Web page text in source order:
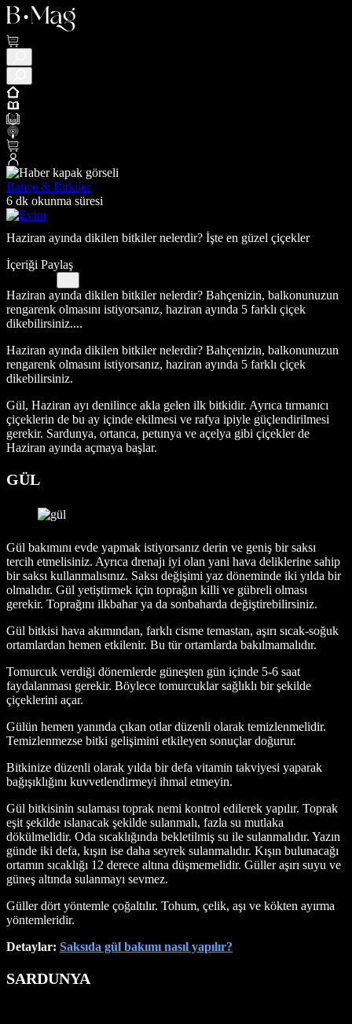
Bahçe & Bitkiler
6 dk okunma süresi
Haziran ayında dikilen bitkiler nelerdir? İşte en güzel çiçekler
İçeriği Paylaş
Haziran ayında dikilen bitkiler nelerdir? Bahçenizin, balkonunuzun
rengarenk olmasını istiyorsanız, haziran ayında 5 farklı çiçek
dikebilirsiniz....
Haziran ayında dikilen bitkiler nelerdir? Bahçenizin, balkonunuzun
rengarenk olmasını istiyorsanız, haziran ayında 5 farklı çiçek
dikebilirsiniz.
Gül, Haziran ayı denilince akla gelen ilk bitkidir. Ayrıca tırmanıcı
çiçeklerin de bu ay içinde ekilmesi ve rafya ipiyle güçlendirilmesi
gerekir. Sardunya, ortanca, petunya ve açelya gibi çiçekler de
Haziran ayında açmaya başlar.
GÜL
Gül bakımını evde yapmak istiyorsanız derin ve geniş bir saksı
tercih etmelisiniz. Ayrıca drenajı iyi olan yani hava deliklerine sahip
bir saksı kullanmalısınız. Saksı değişimi yaz döneminde iki yılda bir
olmalıdır. Gül yetiştirmek için toprağın killi ve gübreli olması
gerekir. Toprağını ilkbahar ya da sonbaharda değiştirebilirsiniz.
Gül bitkisi hava akımından, farklı cisme temastan, aşırı sıcak-soğuk
ortamlardan hemen etkilenir. Bu tür ortamlarda bakılmamalıdır.
Tomurcuk verdiği dönemlerde güneşten gün içinde 5-6 saat
faydalanması gerekir. Böylece tomurcuklar sağlıklı bir şekilde
çiçeklerini açar.
Gülün hemen yanında çıkan otlar düzenli olarak temizlenmelidir.
Temizlenmezse bitki gelişimini etkileyen sonuçlar doğurur.
Bitkinize düzenli olarak yılda bir defa vitamin takviyesi yaparak
bağışıklığını kuvvetlendirmeyi ihmal etmeyin.
Gül bitkisinin sulaması toprak nemi kontrol edilerek yapılır. Toprak
eşit şekilde ıslanacak şekilde sulanmalı, fazla su mutlaka
dökülmelidir. Oda sıcaklığında bekletilmiş su ile sulanmalıdır. Yazın
günde iki defa, kışın ise daha seyrek sulanmalıdır. Kışın bulunacağı
ortamın sıcaklığı 12 derece altına düşmemelidir. Güller aşırı suyu ve
güneş altında sulanmayı sevmez.
Güller dört yöntemle çoğaltılır. Tohum, çelik, aşı ve kökten ayırma
yöntemleridir.
Detaylar: Saksıda gül bakımı nasıl yapılır?
SARDUNYA